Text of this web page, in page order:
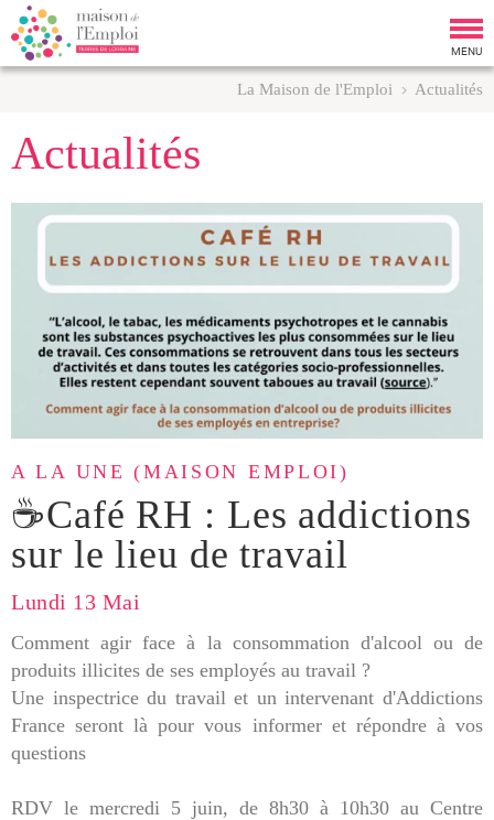
MENU
La Maison de l'Emploi Actualités
Actualités
A LA UNE (MAISON EMPLOI)
☕Café RH : Les addictions
sur le lieu de travail
Lundi 13 Mai
Comment agir face à la consommation d'alcool ou de
produits illicites de ses employés au travail ?
Une inspectrice du travail et un intervenant d'Addictions
France seront là pour vous informer et répondre à vos
questions
RDV le mercredi 5 juin, de 8h30 à 10h30 au Centre